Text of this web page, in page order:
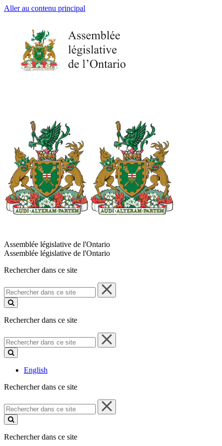
Aller au contenu principal
Assemblée législative de l'Ontario
Assemblée législative de l'Ontario
Rechercher dans ce site
Rechercher
dans
ce
Rechercher dans ce site
Rechercher
dans
ce
English
Rechercher dans ce site
Rechercher
dans
ce
Rechercher dans ce site